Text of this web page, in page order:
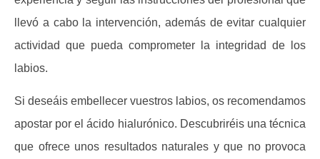
llevó a cabo la intervención, además de evitar cualquier
actividad que pueda comprometer la integridad de los
labios.
Si deseáis embellecer vuestros labios, os recomendamos
apostar por el ácido hialurónico. Descubriréis una técnica
que ofrece unos resultados naturales y que no provoca